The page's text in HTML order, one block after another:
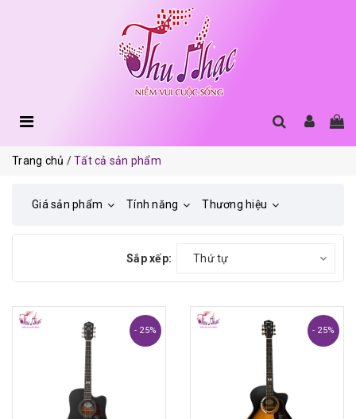
Trang chủ Tất cả sản phẩm
Giá sản phẩm Tính năng Thương hiệu
Sắp xếp: Thứ tự
- 25% - 25%